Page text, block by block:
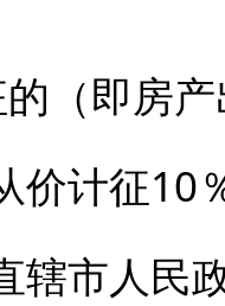
即房产
价计征10
辖市人民